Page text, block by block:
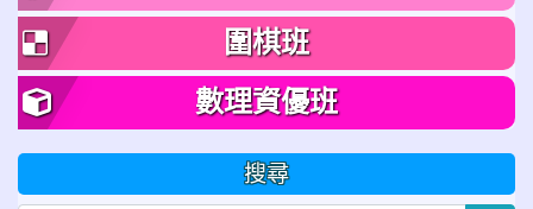
圍棋班
數理資優班
搜尋